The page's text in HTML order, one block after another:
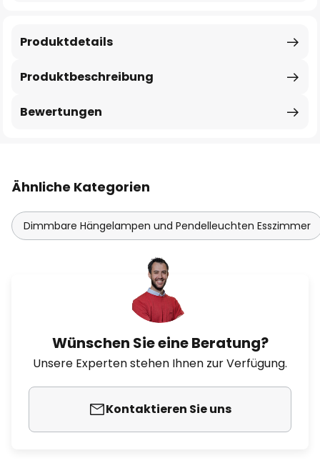
Produktbeschreibung
Produktdetails
Bewertungen
Ähnliche Kategorien
Dimmbare Hängelampen und Pendelleuchten Esszimmer
Wünschen Sie eine Beratung?
Unsere Experten stehen Ihnen zur Verfügung.
Kontaktieren Sie uns